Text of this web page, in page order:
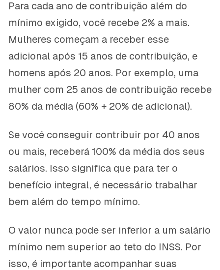
Para cada ano de contribuição além do
mínimo exigido, você recebe 2% a mais.
Mulheres começam a receber esse
adicional após 15 anos de contribuição, e
homens após 20 anos. Por exemplo, uma
mulher com 25 anos de contribuição recebe
80% da média (60% + 20% de adicional).
Se você conseguir contribuir por 40 anos
ou mais, receberá 100% da média dos seus
salários. Isso significa que para ter o
benefício integral, é necessário trabalhar
bem além do tempo mínimo.
O valor nunca pode ser inferior a um salário
mínimo nem superior ao teto do INSS. Por
isso, é importante acompanhar suas